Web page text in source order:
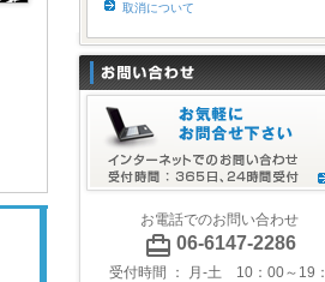
取消について
お電話でのお問い合わせ
card_travel 06-6147-2286
受付時間 ： 月-土 10：00～19：